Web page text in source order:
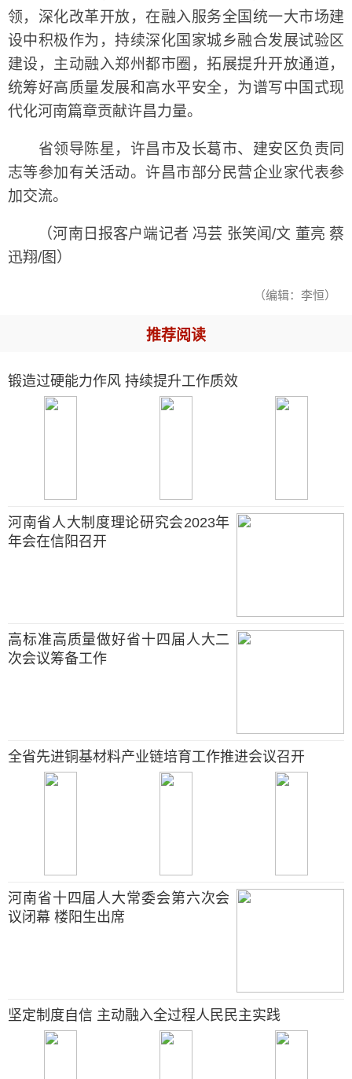
领，深化改革开放，在融入服务全国统一大市场建
设中积极作为，持续深化国家城乡融合发展试验区
建设，主动融入郑州都市圈，拓展提升开放通道，
统筹好高质量发展和高水平安全，为谱写中国式现
代化河南篇章贡献许昌力量。
省领导陈星，许昌市及长葛市、建安区负责同
志等参加有关活动。许昌市部分民营企业家代表参
加交流。
（河南日报客户端记者 冯芸 张笑闻/文 董亮 蔡
迅翔/图）
（编辑：李恒）
推荐阅读
锻造过硬能力作风 持续提升工作质效
河南省人大制度理论研究会2023年
年会在信阳召开
高标准高质量做好省十四届人大二
次会议筹备工作
全省先进铜基材料产业链培育工作推进会议召开
河南省十四届人大常委会第六次会
议闭幕 楼阳生出席
坚定制度自信 主动融入全过程人民民主实践